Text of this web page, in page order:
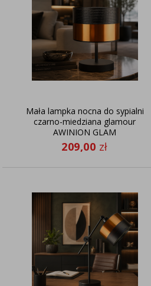
Mała lampka nocna do sypialni
czarno-miedziana glamour
AWINION GLAM
209,00 zł